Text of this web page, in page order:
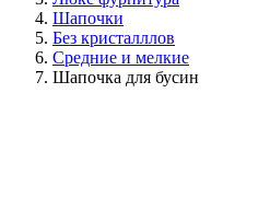
Шапочки
Без кристалллов
Средние и мелкие
Шапочка для бусин